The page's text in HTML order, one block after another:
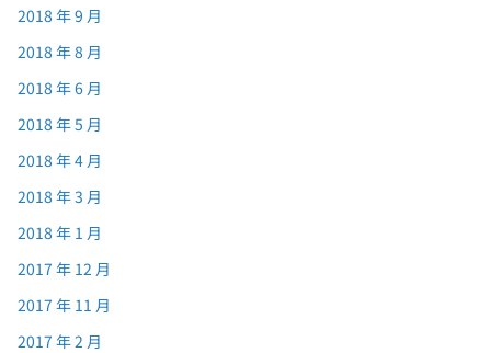
2018 年 9 月
2018 年 8 月
2018 年 6 月
2018 年 5 月
2018 年 4 月
2018 年 3 月
2018 年 1 月
2017 年 12 月
2017 年 11 月
2017 年 2 月